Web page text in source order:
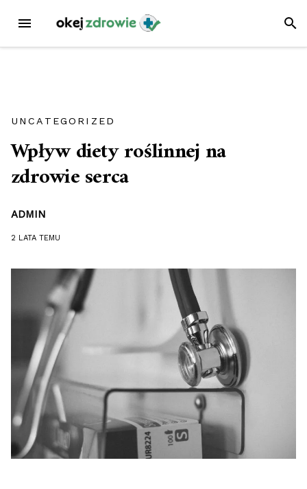
treści
MENU
UNCATEGORIZED
Wpływ diety roślinnej na
zdrowie serca
ADMIN
2 LATA TEMU